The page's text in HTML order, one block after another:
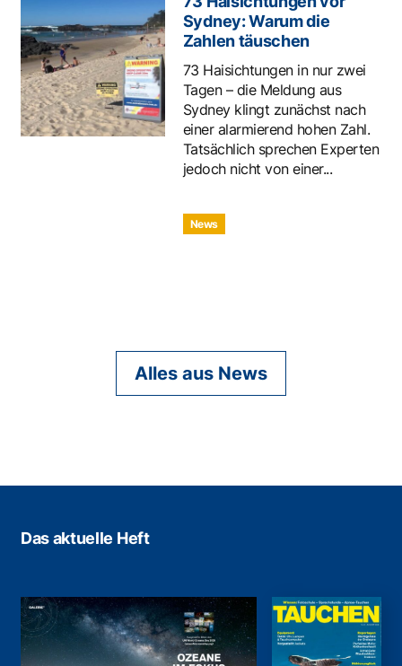
Sydney: Warum die
Zahlen täuschen
73 Haisichtungen in nur zwei
Tagen – die Meldung aus
Sydney klingt zunächst nach
einer alarmierend hohen Zahl.
Tatsächlich sprechen Experten
jedoch nicht von einer...
News
Alles aus News
Das aktuelle Heft